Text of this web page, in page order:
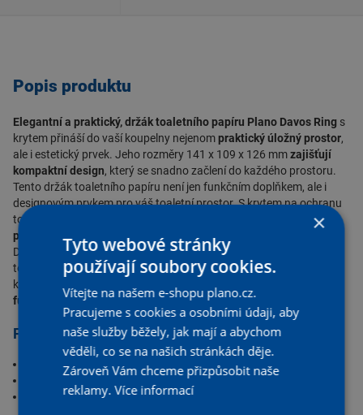
Popis produktu
Elegantní a praktický, držák toaletního papíru Plano Davos Ring s
krytem přináší do vaší koupelny nejenompraktický úložný prostor,
ale i estetický prvek. Jeho rozměry 141 x 109 x 126 mmzajišťují
kompaktní design, který se snadno začlení do každého prostoru.
Tento držák toaletního papíru není jen funkčním doplňkem, ale i
designovým prvkem pro váš toaletní prostor. S krytem na ochranu
toaletního papíru před vlhkostí a prachem poskytuje tento držák
praktickou a hygienickou úložnou možnost.
Díky jednoduchému a modernímu provedení je tento držák
toaletního papírusnadno instalovatelný a vhodnýpro každý typ
koupelny. Plano Davos Ring s krytem
funkčností, to přináší do vaší koupelny pohodlí a vkus.
Parametry
Materiál: mosaz
Design: oválný
×
Tyto webové stránky
používají soubory cookies.
Vítejte na našem e-shopu plano.cz.
Pracujeme s cookies a osobními údaji, aby
naše služby běžely, jak mají a abychom
věděli, co se na našich stránkách děje.
Zároveň Vám chceme přizpůsobit naše
reklamy.Více informací